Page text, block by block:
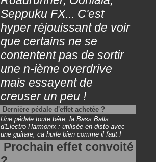
Seppuku FX... C'est
hyper réjouissant de voir
que certains ne se
contentent pas de sortir
une n-ième overdrive
mais essayent de
creuser un peu !
Dernière pédale d'effet achetée ?
Une pédale toute bête, la Bass Balls
d'Electro-Harmonix : utilisée en disto avec
une guitare, ça hurle bien comme il faut !
Prochain effet convoité